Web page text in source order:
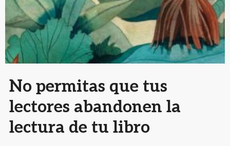
No permitas que tus
lectores abandonen la
lectura de tu libro